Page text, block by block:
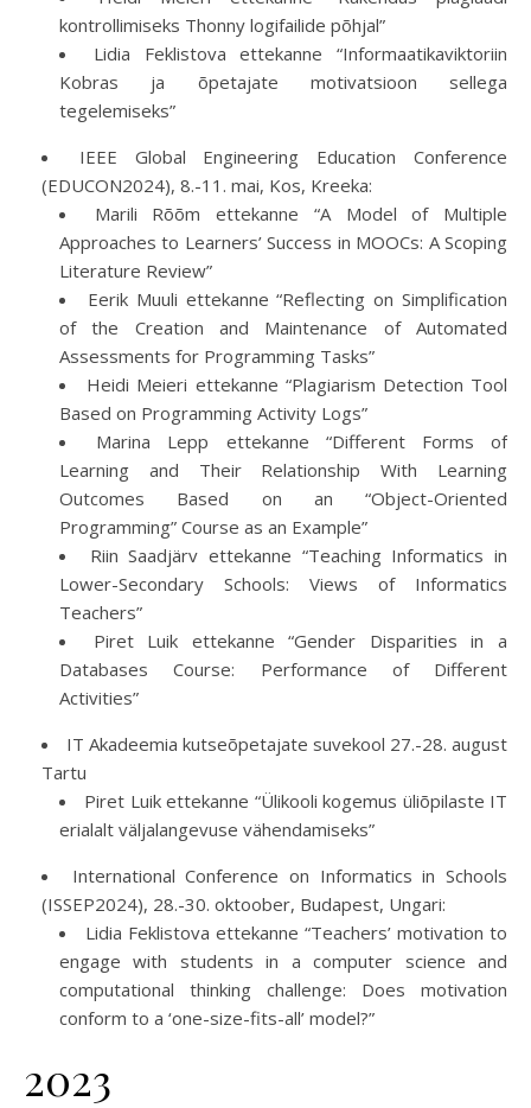
kontrollimiseks Thonny logifailide põhjal”
Lidia Feklistova ettekanne “Informaatikaviktoriin
Kobras ja õpetajate motivatsioon sellega
tegelemiseks”
IEEE Global Engineering Education Conference
(EDUCON2024), 8.-11. mai, Kos, Kreeka:
Marili Rõõm ettekanne “A Model of Multiple
Approaches to Learners’ Success in MOOCs: A Scoping
Literature Review”
Eerik Muuli ettekanne “Reflecting on Simplification
of the Creation and Maintenance of Automated
Assessments for Programming Tasks”
Heidi Meieri ettekanne “Plagiarism Detection Tool
Based on Programming Activity Logs”
Marina Lepp ettekanne “Different Forms of
Learning and Their Relationship With Learning
Outcomes Based on an “Object-Oriented
Programming” Course as an Example”
Riin Saadjärv ettekanne “Teaching Informatics in
Lower-Secondary Schools: Views of Informatics
Teachers”
Piret Luik ettekanne “Gender Disparities in a
Databases Course: Performance of Different
Activities”
IT Akadeemia kutseõpetajate suvekool 27.-28. august
Tartu
Piret Luik ettekanne “Ülikooli kogemus üliõpilaste IT
erialalt väljalangevuse vähendamiseks”
International Conference on Informatics in Schools
(ISSEP2024), 28.-30. oktoober, Budapest, Ungari:
Lidia Feklistova ettekanne “Teachers’ motivation to
engage with students in a computer science and
computational thinking challenge: Does motivation
conform to a ‘one-size-fits-all’ model?”
2023